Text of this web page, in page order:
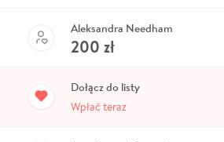
Aleksandra Needham
200 zł
Dołącz do listy
Wpłać teraz